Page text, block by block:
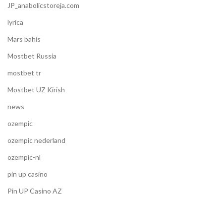
JP_anabolicstoreja.com
lyrica
Mars bahis
Mostbet Russia
mostbet tr
Mostbet UZ Kirish
news
ozempic
ozempic nederland
ozempic-nl
pin up casino
Pin UP Casino AZ